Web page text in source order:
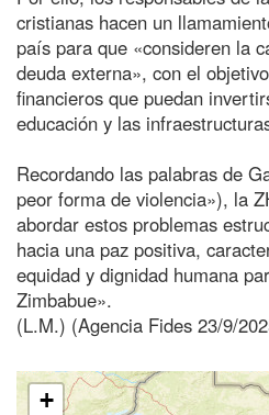
cristianas hacen un
país para que «consideren la
deuda externa», con el
financieros que puedan
educación y las
Recordando las palabras de
peor forma de violencia»), la
abordar estos problemas
hacia una paz positiva,
equidad y dignidad humana
Zimbabue».
(L.M.) (Agencia Fides 23/9/
+